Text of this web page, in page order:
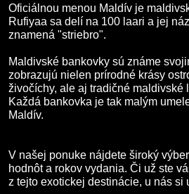
Oficiálnou menou Maldív je
Rufiyaa sa delí na 100 laari a jej
znamená "striebro".
Maldivské bankovky sú známe
zobrazujú nielen prírodné krásy
živočíchy, ale aj tradičné
Každá bankovka je tak malým
Maldív.
V našej ponuke nájdete široký
hodnôt a rokov vydania. Či už ste
z tejto exotickej destinácie, u nás si